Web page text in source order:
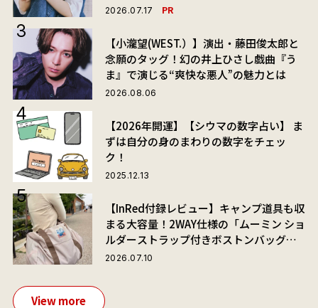
2026.07.17 PR
【小瀧望(WEST.）】演出・藤田俊太郎と
念願のタッグ！幻の井上ひさし戯曲『う
ま』で演じる“爽快な悪人”の魅力とは
2026.08.06
【2026年開運】【シウマの数字占い】 ま
ずは自分の身のまわりの数字をチェッ
ク！
2025.12.13
【InRed付録レビュー】キャンプ道具も収
まる大容量！2WAY仕様の「ムーミン ショ
ルダーストラップ付きボストンバッグ」
が夏旅におすすめな理由
2026.07.10
View more